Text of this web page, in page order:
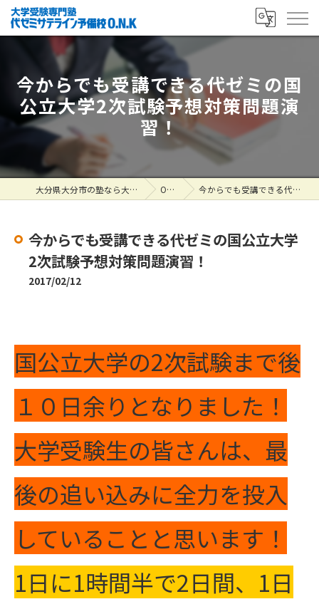
今からでも受講できる代ゼミの国
公立大学2次試験予想対策問題演
習！
大分県大分市の塾なら大学受験専門塾 代ゼミサテライン予備校O.N.K ONK掲示板 今からでも受講できる代ゼミの国公立大学2次試験予想対策問題演習！
今からでも受講できる代ゼミの国公立大学
2次試験予想対策問題演習！
2017/02/12
国公立大学の2次試験まで後
１０日余りとなりました！
大学受験生の皆さんは、最
後の追い込みに全力を投入
していることと思います！
1日に1時間半で2日間、1日